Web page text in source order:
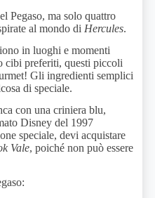
Pegaso, ma solo quattro
al mondo di Hercules.
in luoghi e momenti
cibi preferiti, questi piccoli
Gli ingredienti semplici
di speciale.
con una criniera blu,
Disney del 1997
speciale, devi acquistare
Vale, poiché non può essere